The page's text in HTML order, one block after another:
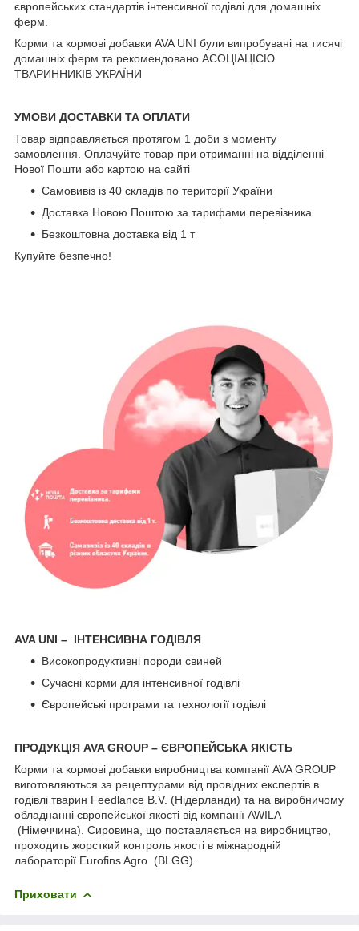
європейських стандартів інтенсивної годівлі для домашніх
ферм.
Корми та кормові добавки AVA UNI були випробувані на тисячі
домашніх ферм та рекомендовано АСОЦІАЦІЄЮ
ТВАРИННИКІВ УКРАЇНИ
УМОВИ ДОСТАВКИ ТА ОПЛАТИ
Товар відправляється протягом 1 доби з моменту
замовлення. Оплачуйте товар при отриманні на відділенні
Нової Пошти або картою на сайті
Самовивіз із 40 складів по території України
Доставка Новою Поштою за тарифами перевізника
Безкоштовна доставка від 1 т
Купуйте безпечно!
AVA UNI – ІНТЕНСИВНА ГОДІВЛЯ
Високопродуктивні породи свиней
Сучасні корми для інтенсивної годівлі
Європейські програми та технології годівлі
ПРОДУКЦІЯ AVA GROUP – ЄВРОПЕЙСЬКА ЯКІСТЬ
Корми та кормові добавки виробництва компанії AVA GROUP
виготовляються за рецептурами від провідних експертів в
годівлі тварин Feedlance B.V. (Нідерланди) та на виробничому
обладнанні європейської якості від компанії AWILA
(Німеччина). Сировина, що поставляється на виробництво,
проходить жорсткий контроль якості в міжнародній
лабораторії Eurofins Agro (BLGG).
Приховати